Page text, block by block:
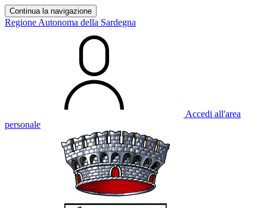
Continua la navigazione
Regione Autonoma della Sardegna
Accedi all'area
personale